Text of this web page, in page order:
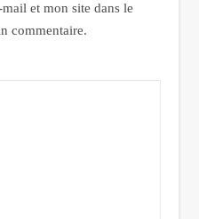
et mon site dans le
commentaire.